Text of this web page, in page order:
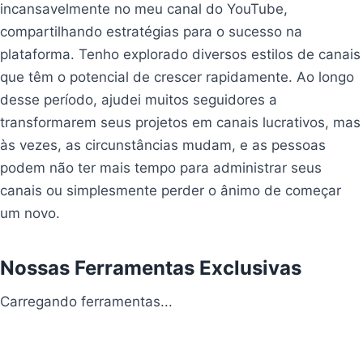
incansavelmente no meu canal do YouTube,
compartilhando estratégias para o sucesso na
plataforma. Tenho explorado diversos estilos de canais
que têm o potencial de crescer rapidamente. Ao longo
desse período, ajudei muitos seguidores a
transformarem seus projetos em canais lucrativos, mas
às vezes, as circunstâncias mudam, e as pessoas
podem não ter mais tempo para administrar seus
canais ou simplesmente perder o ânimo de começar
um novo.
Nossas Ferramentas Exclusivas
Carregando ferramentas...
Carregando ferramentas...